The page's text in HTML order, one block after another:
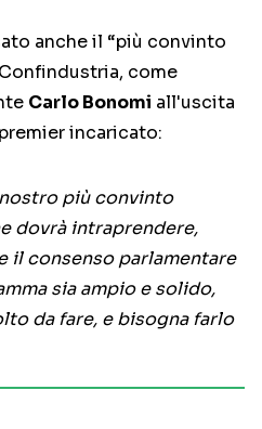
anche il “più convinto
come
Carlo Bonomi all'uscita
incaricato:
più convinto
dovrà intraprendere,
il consenso parlamentare
sia ampio e solido,
da fare, e bisogna farlo